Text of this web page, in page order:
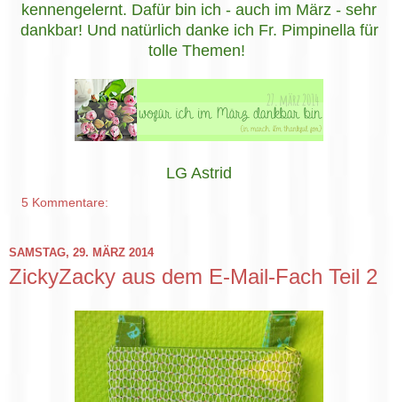
kennengelernt. Dafür bin ich - auch im März - sehr
dankbar! Und natürlich danke ich Fr. Pimpinella für
tolle Themen!
LG Astrid
5 Kommentare:
SAMSTAG, 29. MÄRZ 2014
ZickyZacky aus dem E-Mail-Fach Teil 2